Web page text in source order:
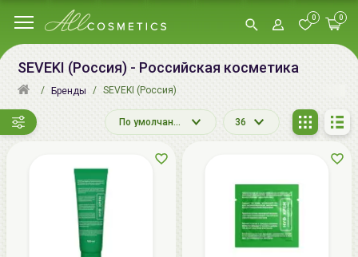
0 0
SEVEKI (Россия) - Российская косметика
Бренды SEVEKI (Россия)
По умолчанию 36